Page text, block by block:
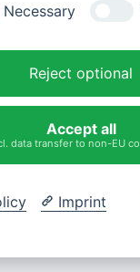
Impressum
Einstellungen
Necessary
Reject optional
Accept all
data transfer to non-EU
Imprint